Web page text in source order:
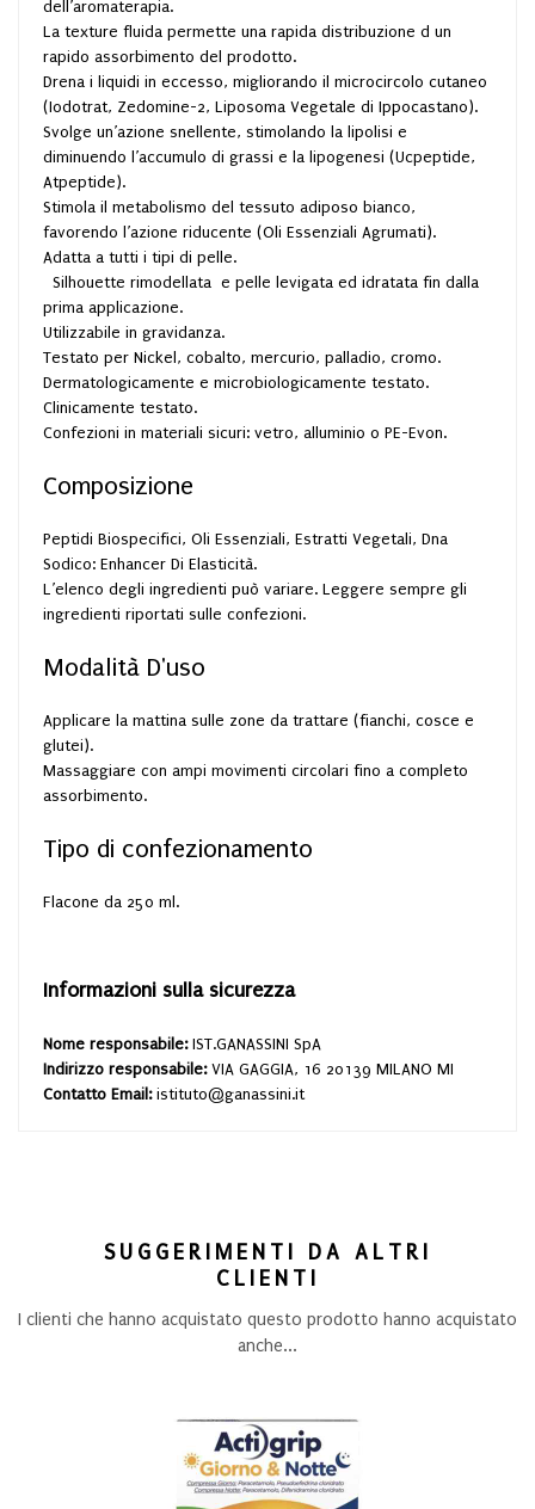
dell’aromaterapia.
La texture fluida permette una rapida distribuzione d un
rapido assorbimento del prodotto.
Drena i liquidi in eccesso, migliorando il microcircolo cutaneo
(Iodotrat, Zedomine-2, Liposoma Vegetale di Ippocastano).
Svolge un’azione snellente, stimolando la lipolisi e
diminuendo l’accumulo di grassi e la lipogenesi (Ucpeptide,
Atpeptide).
Stimola il metabolismo del tessuto adiposo bianco,
favorendo l’azione riducente (Oli Essenziali Agrumati).
Adatta a tutti i tipi di pelle.
Silhouette rimodellata e pelle levigata ed idratata fin dalla
prima applicazione.
Utilizzabile in gravidanza.
Testato per Nickel, cobalto, mercurio, palladio, cromo.
Dermatologicamente e microbiologicamente testato.
Clinicamente testato.
Confezioni in materiali sicuri: vetro, alluminio o PE-Evon.
Composizione
Peptidi Biospecifici, Oli Essenziali, Estratti Vegetali, Dna
Sodico: Enhancer Di Elasticità.
L’elenco degli ingredienti può variare. Leggere sempre gli
ingredienti riportati sulle confezioni.
Modalità D'uso
Applicare la mattina sulle zone da trattare (fianchi, cosce e
glutei).
Massaggiare con ampi movimenti circolari fino a completo
assorbimento.
Tipo di confezionamento
Flacone da 250 ml.
Informazioni sulla sicurezza
Nome responsabile: IST.GANASSINI SpA
Indirizzo responsabile: VIA GAGGIA, 16 20139 MILANO MI
Contatto Email: istituto@ganassini.it
SUGGERIMENTI DA ALTRI
CLIENTI
I clienti che hanno acquistato questo prodotto hanno acquistato
anche...